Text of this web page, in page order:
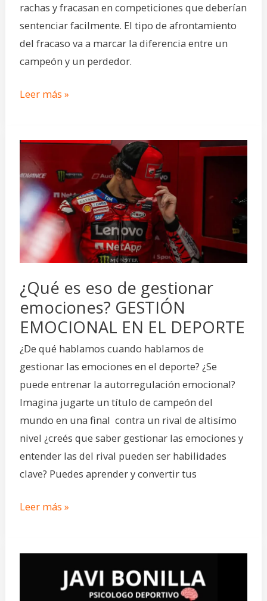
rachas y fracasan en competiciones que deberían
sentenciar facilmente. El tipo de afrontamiento
del fracaso va a marcar la diferencia entre un
campeón y un perdedor.
Leer más »
¿Qué es eso de gestionar
emociones? GESTIÓN
EMOCIONAL EN EL DEPORTE
¿De qué hablamos cuando hablamos de
gestionar las emociones en el deporte? ¿Se
puede entrenar la autorregulación emocional?
Imagina jugarte un título de campeón del
mundo en una final contra un rival de altisímo
nivel ¿creés que saber gestionar las emociones y
entender las del rival pueden ser habilidades
clave? Puedes aprender y convertir tus
¿Qué
eso
de
gestionar
emociones?
GESTIÓN
EN
EL
DEPORTE
Leer más »